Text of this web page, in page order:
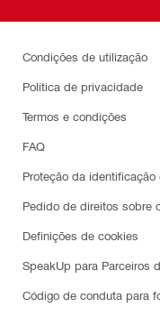
Condições de utilização
Política de privacidade
Termos e condições
FAQ
Proteção da
Pedido de direitos sobre
Definições de cookies
SpeakUp para Parceiros
Código de conduta para